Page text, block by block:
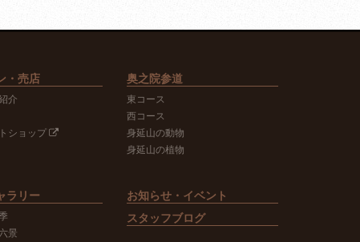
・売店
介
ショップ
奥之院参道
東コース
西コース
身延山の動物
身延山の植物
ラリー
景
お知らせ・イベント
スタッフブログ